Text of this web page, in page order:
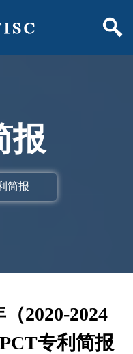
报
简报
2020-2024
专利简报